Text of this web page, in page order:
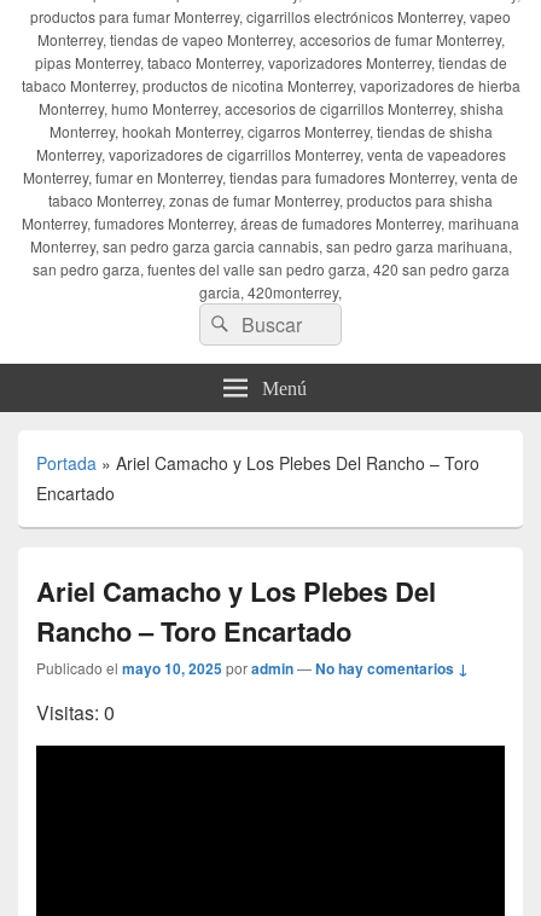
productos para fumar Monterrey, cigarrillos electrónicos Monterrey, vapeo
Monterrey, tiendas de vapeo Monterrey, accesorios de fumar Monterrey,
pipas Monterrey, tabaco Monterrey, vaporizadores Monterrey, tiendas de
tabaco Monterrey, productos de nicotina Monterrey, vaporizadores de hierba
Monterrey, humo Monterrey, accesorios de cigarrillos Monterrey, shisha
Monterrey, hookah Monterrey, cigarros Monterrey, tiendas de shisha
Monterrey, vaporizadores de cigarrillos Monterrey, venta de vapeadores
Monterrey, fumar en Monterrey, tiendas para fumadores Monterrey, venta de
tabaco Monterrey, zonas de fumar Monterrey, productos para shisha
Monterrey, fumadores Monterrey, áreas de fumadores Monterrey, marihuana
Monterrey, san pedro garza garcia cannabis, san pedro garza marihuana,
san pedro garza, fuentes del valle san pedro garza, 420 san pedro garza
garcia, 420monterrey,
Buscar
por:
Buscar
Menú
Portada » Ariel Camacho y Los Plebes Del Rancho – Toro
Encartado
Ariel Camacho y Los Plebes Del
Rancho – Toro Encartado
Publicado el mayo 10, 2025poradmin—No hay comentarios ↓
Visitas: 0